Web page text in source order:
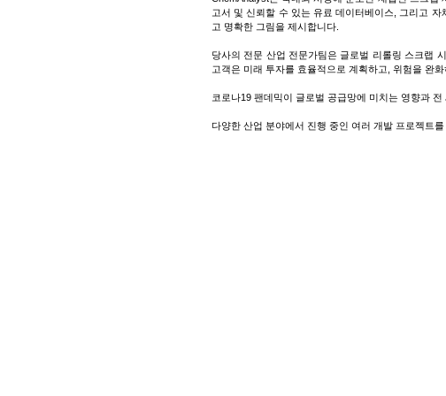
고서 및 신뢰할 수 있는 유료 데이터베이스, 그리고
고 명확한 그림을 제시합니다.
당사의 전문 산업 전문가팀은 글로벌 리롤링 스크랩
고객은 미래 투자를 효율적으로 계획하고, 위험을 완
코로나19 팬데믹이 글로벌 공급망에 미치는 영향과
다양한 산업 분야에서 진행 중인 여러 개발 프로젝트